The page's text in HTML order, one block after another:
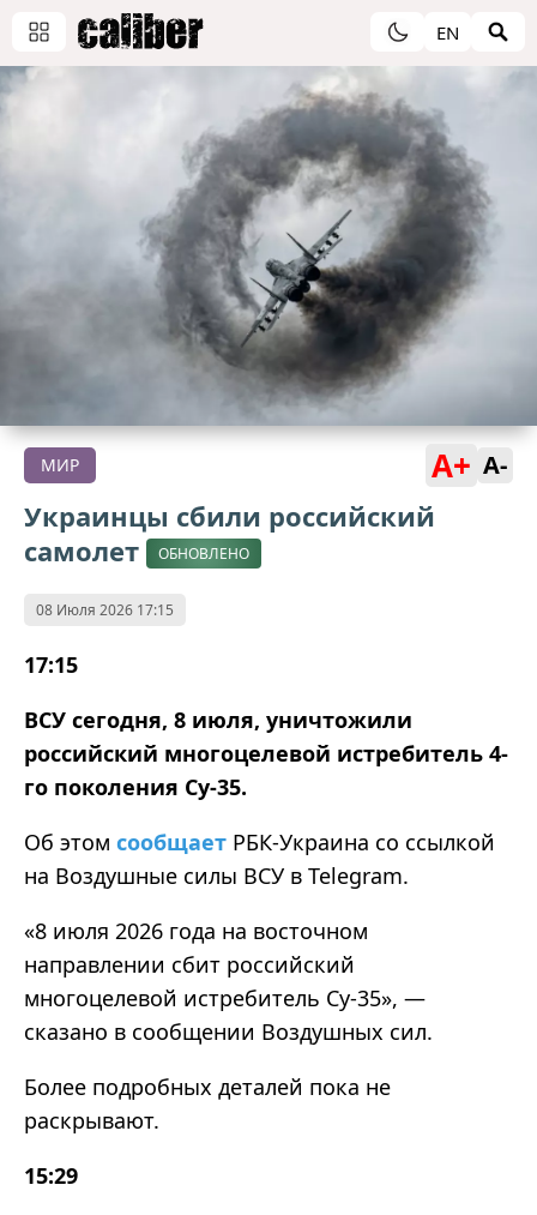
EN
МИР A+ A-
Украинцы сбили российский
самолет
ОБНОВЛЕНО
08 Июля 2026 17:15
17:15
ВСУ сегодня, 8 июля, уничтожили
российский многоцелевой истребитель 4-
го поколения Су-35.
Об этом сообщает РБК-Украина со ссылкой
на Воздушные силы ВСУ в Telegram.
«8 июля 2026 года на восточном
направлении сбит российский
многоцелевой истребитель Су-35», —
сказано в сообщении Воздушных сил.
Более подробных деталей пока не
раскрывают.
15:29